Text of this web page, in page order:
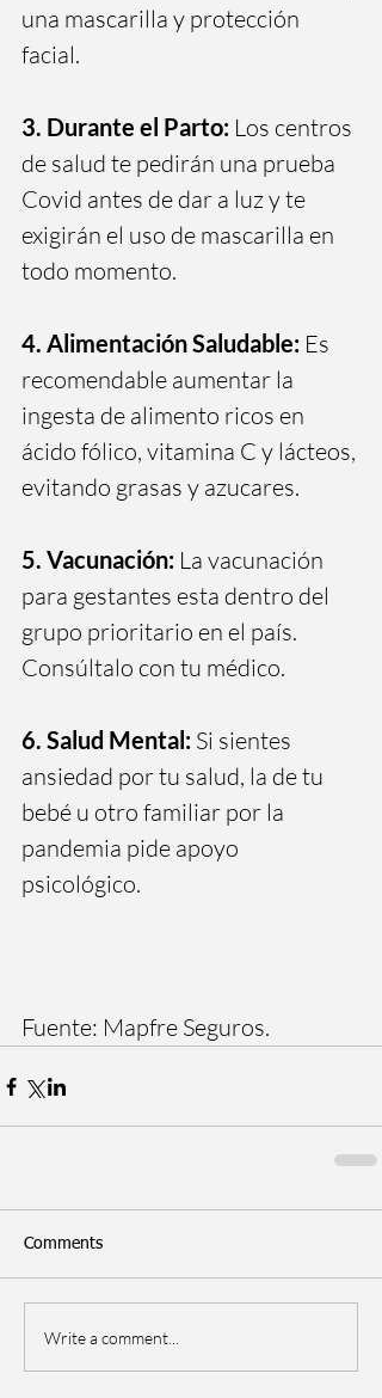
una mascarilla y protección
facial.
3. Durante el Parto: Los centros
de salud te pedirán una prueba
Covid antes de dar a luz y te
exigirán el uso de mascarilla en
todo momento.
4. Alimentación Saludable: Es
recomendable aumentar la
ingesta de alimento ricos en
ácido fólico, vitamina C y lácteos,
evitando grasas y azucares.
5. Vacunación: La vacunación
para gestantes esta dentro del
grupo prioritario en el país.
Consúltalo con tu médico.
6. Salud Mental: Si sientes
ansiedad por tu salud, la de tu
bebé u otro familiar por la
pandemia pide apoyo
psicológico.
Fuente: Mapfre Seguros.
Comments
Write a comment...